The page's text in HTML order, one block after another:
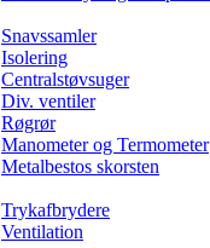
Snavssamler
Isolering
Centralstøvsuger
Div. ventiler
Røgrør
Manometer og Termometer
Metalbestos skorsten
Trykafbrydere
Ventilation